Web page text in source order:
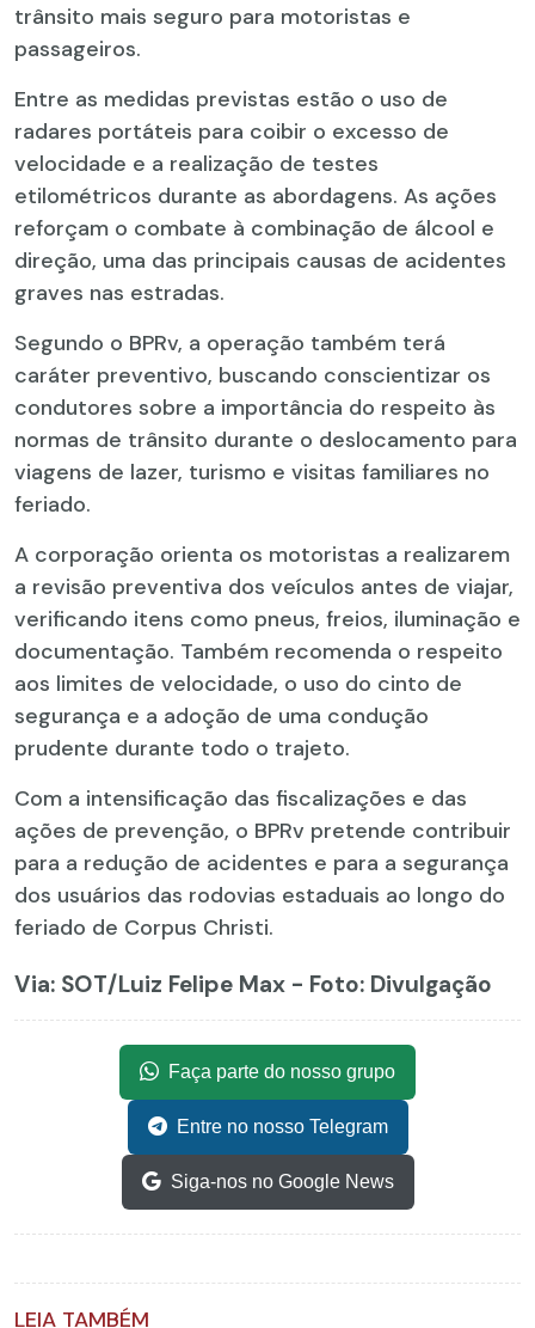
trânsito mais seguro para motoristas e
passageiros.
Entre as medidas previstas estão o uso de
radares portáteis para coibir o excesso de
velocidade e a realização de testes
etilométricos durante as abordagens. As ações
reforçam o combate à combinação de álcool e
direção, uma das principais causas de acidentes
graves nas estradas.
Segundo o BPRv, a operação também terá
caráter preventivo, buscando conscientizar os
condutores sobre a importância do respeito às
normas de trânsito durante o deslocamento para
viagens de lazer, turismo e visitas familiares no
feriado.
A corporação orienta os motoristas a realizarem
a revisão preventiva dos veículos antes de viajar,
verificando itens como pneus, freios, iluminação e
documentação. Também recomenda o respeito
aos limites de velocidade, o uso do cinto de
segurança e a adoção de uma condução
prudente durante todo o trajeto.
Com a intensificação das fiscalizações e das
ações de prevenção, o BPRv pretende contribuir
para a redução de acidentes e para a segurança
dos usuários das rodovias estaduais ao longo do
feriado de Corpus Christi.
Via: SOT/Luiz Felipe Max - Foto: Divulgação
Faça parte do nosso grupo
Entre no nosso Telegram
Siga-nos no Google News
LEIA TAMBÉM